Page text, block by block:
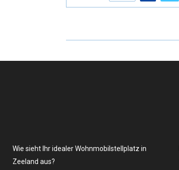
Wie sieht Ihr idealer Wohnmobilstellplatz in
Zeeland aus?